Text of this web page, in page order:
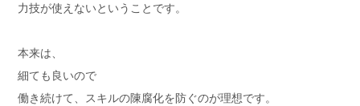
力技が使えないということです。
本来は、
細ても良いので
働き続けて、スキルの陳腐化を防ぐのが理想です。